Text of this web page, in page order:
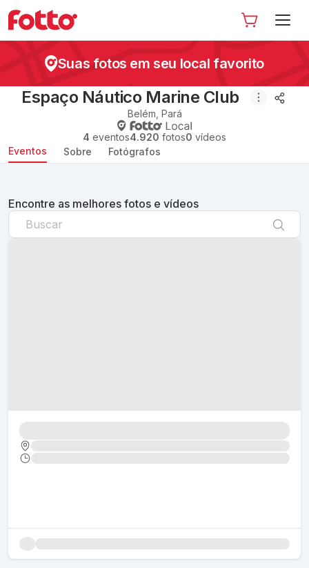
Suas fotos em seu local favorito
Espaço Náutico Marine Club
Belém Pará
4 eventos4.920 fotos0 vídeos
Eventos
Sobre Fotógrafos
Encontre as melhores fotos e vídeos